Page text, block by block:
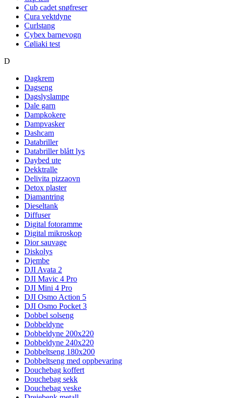
Cub cadet snøfreser
Cura vektdyne
Curlstang
Cybex barnevogn
Cøliaki test
D
Dagkrem
Dagseng
Dagslyslampe
Dale garn
Dampkokere
Dampvasker
Dashcam
Databriller
Databriller blått lys
Daybed ute
Dekktralle
Delivita pizzaovn
Detox plaster
Diamantring
Dieseltank
Diffuser
Digital fotoramme
Digital mikroskop
Dior sauvage
Diskolys
Djembe
DJI Avata 2
DJI Mavic 4 Pro
DJI Mini 4 Pro
DJI Osmo Action 5
DJI Osmo Pocket 3
Dobbel solseng
Dobbeldyne
Dobbeldyne 200x220
Dobbeldyne 240x220
Dobbeltseng 180x200
Dobbeltseng med oppbevaring
Douchebag koffert
Douchebag sekk
Douchebag veske